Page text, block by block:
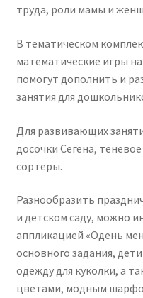
труда, роли мамы и
В тематическом
математические игры
помогут дополнить и
занятия для
Для развивающих
досочки Сегена,
сортеры.
Разнообразить
и детском саду, можно
аппликацией «Одень
основного задания,
одежду для куколки, а
цветами, модным